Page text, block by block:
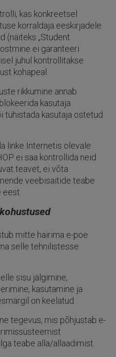
kas konkreetsel
korraldaja eeskirjadele
(näiteks „Student
ei garanteeri
juhul kontrollitakse
kohapeal.
rikkumine annab
kasutaja
tühistada kasutaja ostetud
linke Internetis olevale
ei saa kontrollida neid
teavet, ei võta
veebisaitide teabe
mitte häirima e-poe
selle tehnilistesse
sisu jälgimine,
kasutamine ja
on keelatud.
tegevus, mis põhjustab e-
teabe alla/allaadimist.